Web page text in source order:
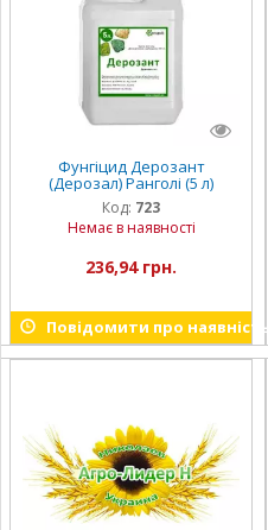
Фунгіцид Дерозант
(Дерозал) Ранголі (5 л)
Код: 723
Немає в наявності
236,94 грн.
Повідомити про наявність